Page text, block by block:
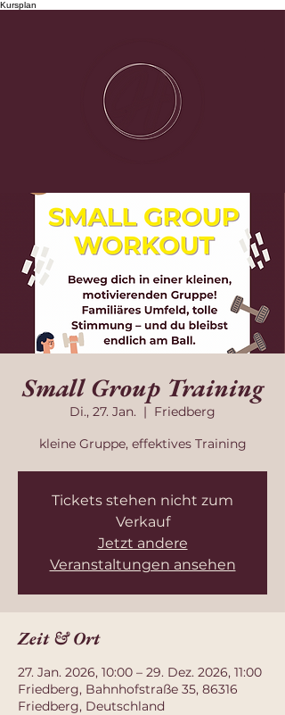
Kursplan
Small Group Training
Di., 27. Jan.
  |
Friedberg
kleine Gruppe, effektives Training
Tickets stehen nicht zum
Verkauf
Jetzt andere
Veranstaltungen ansehen
Zeit & Ort
27. Jan. 2026, 10:00 – 29. Dez. 2026, 11:00
Friedberg, Bahnhofstraße 35, 86316
Friedberg, Deutschland